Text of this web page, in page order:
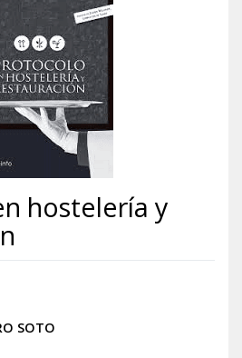
hostelería y
SOTO